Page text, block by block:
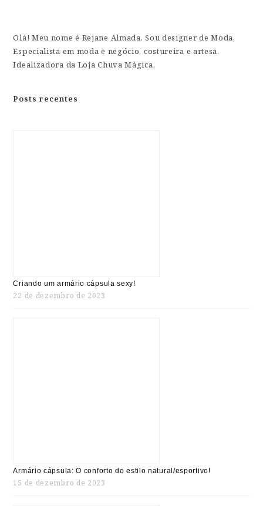
Olá! Meu nome é Rejane Almada. Sou designer de Moda,
Especialista em moda e negócio, costureira e artesã.
Idealizadora da Loja Chuva Mágica.
Posts recentes
Criando um armário cápsula sexy!
22 de dezembro de 2023
Armário cápsula: O conforto do estilo natural/esportivo!
15 de dezembro de 2023